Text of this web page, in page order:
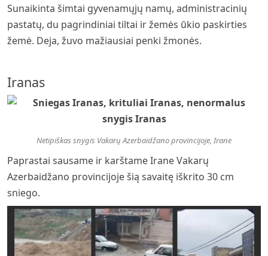
Sunaikinta šimtai gyvenamųjų namų, administracinių
pastatų, du pagrindiniai tiltai ir žemės ūkio paskirties
žemė. Deja, žuvo mažiausiai penki žmonės.
Iranas
Netipiškas snygis Vakarų Azerbaidžano provincijoje, Irane
Paprastai sausame ir karštame Irane Vakarų
Azerbaidžano provincijoje šią savaitę iškrito 30 cm
sniego.